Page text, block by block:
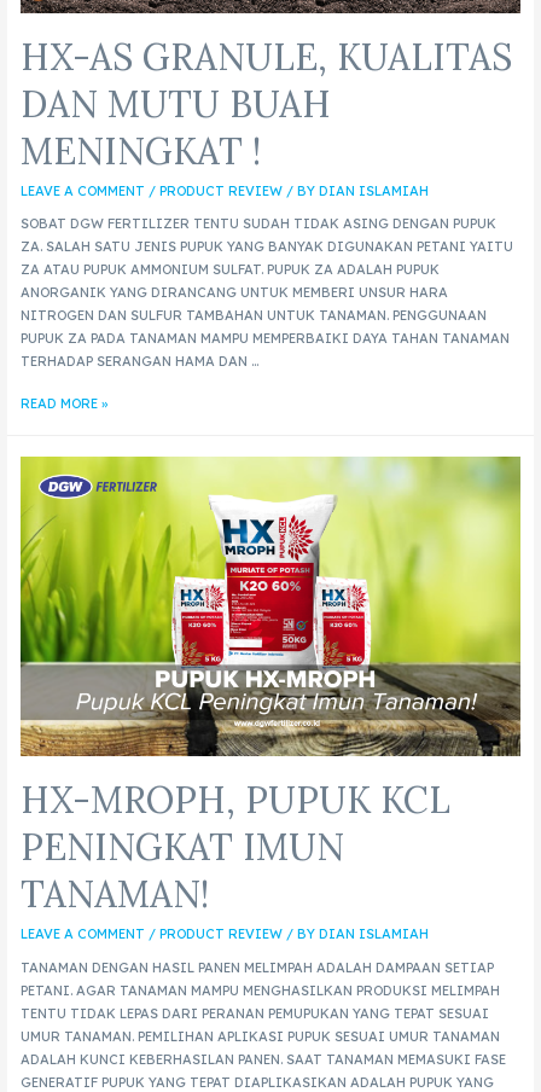
HX-AS GRANULE, KUALITAS
DAN MUTU BUAH
MENINGKAT !
LEAVE A COMMENT / PRODUCT REVIEW/ BY DIAN ISLAMIAH
SOBAT DGW FERTILIZER TENTU SUDAH TIDAK ASING DENGAN PUPUK
ZA. SALAH SATU JENIS PUPUK YANG BANYAK DIGUNAKAN PETANI YAITU
ZA ATAU PUPUK AMMONIUM SULFAT. PUPUK ZA ADALAH PUPUK
ANORGANIK YANG DIRANCANG UNTUK MEMBERI UNSUR HARA
NITROGEN DAN SULFUR TAMBAHAN UNTUK TANAMAN. PENGGUNAAN
PUPUK ZA PADA TANAMAN MAMPU MEMPERBAIKI DAYA TAHAN TANAMAN
TERHADAP SERANGAN HAMA DAN …
READ MORE »
HX-MROPH, PUPUK KCL
PENINGKAT IMUN
TANAMAN!
LEAVE A COMMENT / PRODUCT REVIEW/ BY DIAN ISLAMIAH
TANAMAN DENGAN HASIL PANEN MELIMPAH ADALAH DAMPAAN SETIAP
PETANI. AGAR TANAMAN MAMPU MENGHASILKAN PRODUKSI MELIMPAH
TENTU TIDAK LEPAS DARI PERANAN PEMUPUKAN YANG TEPAT SESUAI
UMUR TANAMAN. PEMILIHAN APLIKASI PUPUK SESUAI UMUR TANAMAN
ADALAH KUNCI KEBERHASILAN PANEN. SAAT TANAMAN MEMASUKI FASE
GENERATIF PUPUK YANG TEPAT DIAPLIKASIKAN ADALAH PUPUK YANG